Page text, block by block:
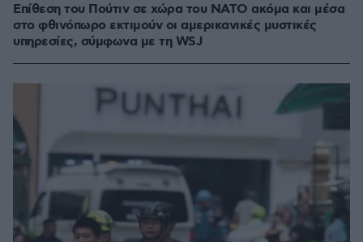
Επίθεση του Πούτιν σε χώρα του ΝΑΤΟ ακόμα και μέσα
στο φθινόπωρο εκτιμούν οι αμερικανικές μυστικές
υπηρεσίες, σύμφωνα με τη WSJ